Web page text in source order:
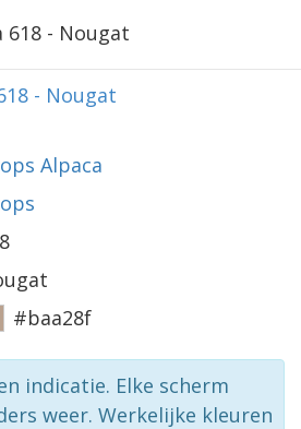
618 - Nougat
- Nougat
Alpaca
#baa28f
indicatie. Elke scherm
weer. Werkelijke kleuren